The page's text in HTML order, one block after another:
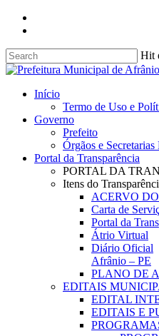
Skip
content
Hit
Close
search
Menu
Início
Termo de Uso e
Governo
Prefeito
Órgãos e
Portal da Transparência
PORTAL DA
Itens do
ACERVO
Carta de
Portal da
Átrio Virtual
Diário Oficial
Afrânio – PE
PLANO DE
EDITAIS
EDITAL
EDITAIS E